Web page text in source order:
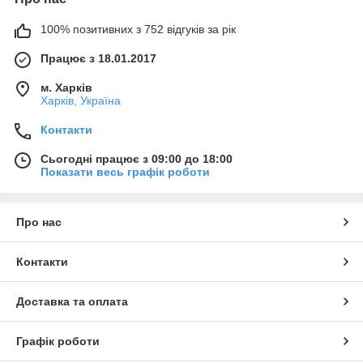
100% позитивних з 752 відгуків за рік
Працює з 18.01.2017
м. Харків
Харків, Україна
Контакти
Сьогодні працює з 09:00 до 18:00
Показати весь графік роботи
Про нас
Контакти
Доставка та оплата
Графік роботи